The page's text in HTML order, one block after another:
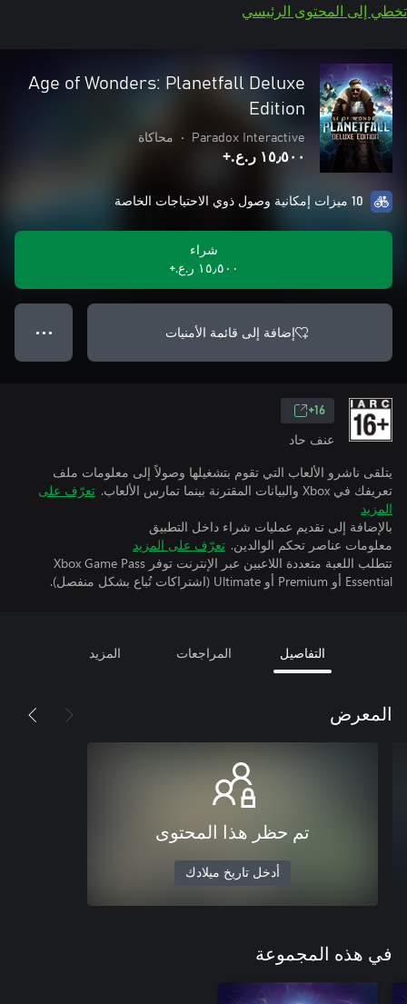
تخطي إلى المحتوى الرئيسي
Age of Wonders: Planetfall Deluxe
Edition
Paradox Interactive
• محاكاة
١٥٫٥٠٠ ر.ع.‏+
10 ميزات إمكانية وصول ذوي الاحتياجات الخاصة
شراء
١٥٫٥٠٠ ر.ع.‏+
إضافة إلى قائمة الأمنيات ● ● ●
16+
عنف حاد
يتلقى ناشرو الألعاب التي تقوم بتشغيلها وصولاً إلى معلومات ملف
تعريفك في Xbox والبيانات المقترنة بينما تمارس الألعاب.
تعرّف على
المزيد
بالإضافة إلى تقديم عمليات شراء داخل التطبيق
معلومات عناصر تحكم الوالدين. تعرّف على المزيد
تتطلب اللعبة متعددة اللاعبين عبر الإنترنت توفر Xbox Game Pass
Essential أو Premium أو Ultimate (اشتراكات تُباع بشكل منفصل).
التفاصيل المراجعات المزيد
المعرض
تم حظر هذا المحتوى
أدخل تاريخ ميلادك
في هذه المجموعة